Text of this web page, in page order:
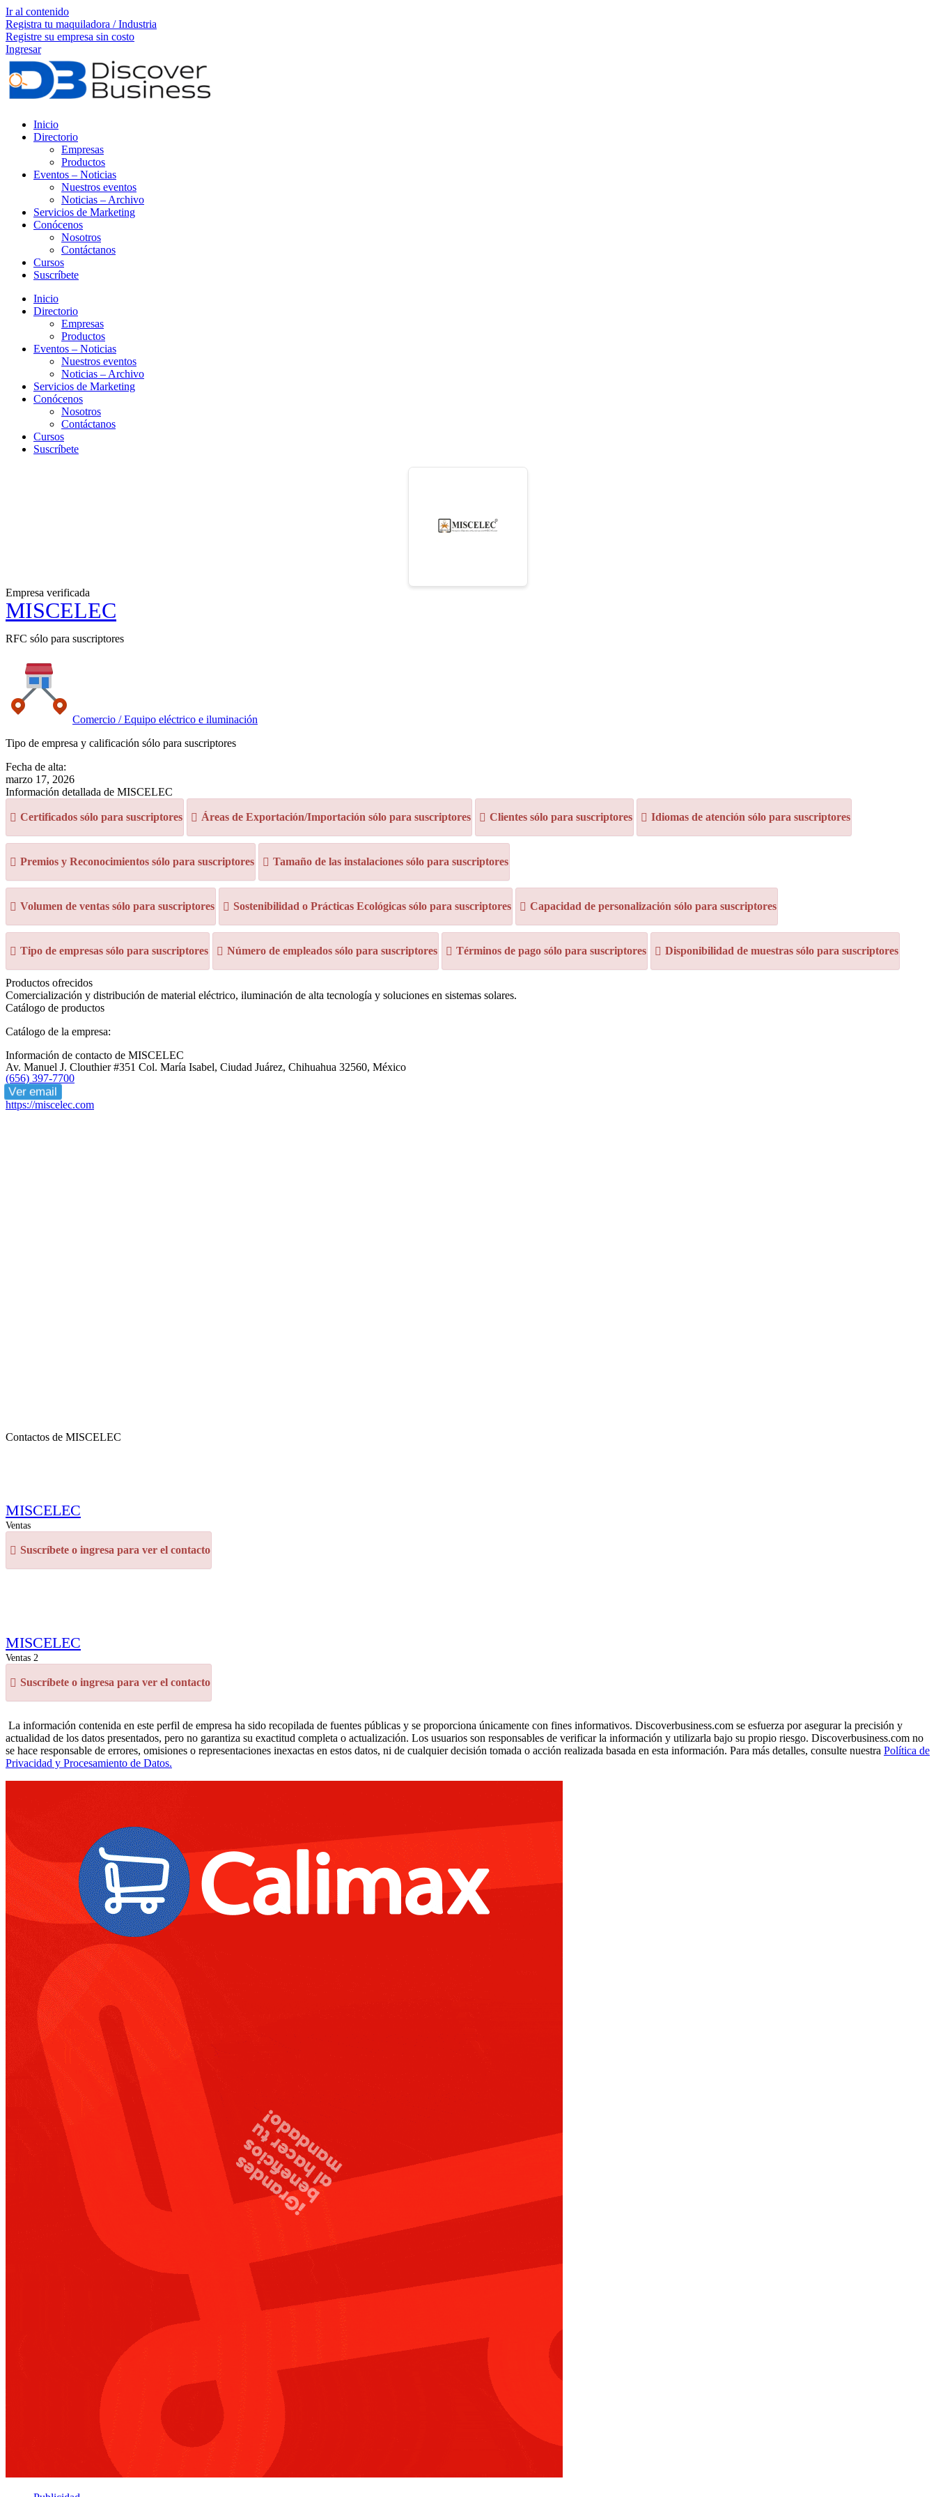
Ir al contenido
Registra tu maquiladora / Industria
Registre su empresa sin costo
Ingresar
Inicio
Directorio
Empresas
Productos
Eventos – Noticias
Nuestros eventos
Noticias – Archivo
Servicios de Marketing
Conócenos
Nosotros
Contáctanos
Cursos
Suscríbete
Inicio
Directorio
Empresas
Productos
Eventos – Noticias
Nuestros eventos
Noticias – Archivo
Servicios de Marketing
Conócenos
Nosotros
Contáctanos
Cursos
Suscríbete
Empresa verificada
MISCELEC
RFC sólo para suscriptores
Comercio / Equipo eléctrico e iluminación
Tipo de empresa y calificación sólo para suscriptores
Fecha de alta:
marzo 17, 2026
Información detallada de MISCELEC
Certificados sólo para suscriptores Áreas de Exportación/Importación sólo para suscriptores Clientes sólo para suscriptores Idiomas de atención sólo para suscriptores
Premios y Reconocimientos sólo para suscriptores Tamaño de las instalaciones sólo para suscriptores
Volumen de ventas sólo para suscriptores Sostenibilidad o Prácticas Ecológicas sólo para suscriptores Capacidad de personalización sólo para suscriptores
Tipo de empresas sólo para suscriptores Número de empleados sólo para suscriptores Términos de pago sólo para suscriptores Disponibilidad de muestras sólo para suscriptores
Productos ofrecidos
Comercialización y distribución de material eléctrico, iluminación de alta tecnología y soluciones en sistemas solares.
Catálogo de productos
Catálogo de la empresa:
Información de contacto de MISCELEC
Av. Manuel J. Clouthier #351 Col. María Isabel, Ciudad Juárez, Chihuahua 32560, México
(656) 397-7700
Ver email
https://miscelec.com
Contactos de MISCELEC
MISCELEC
Ventas
Suscríbete o ingresa para ver el contacto
MISCELEC
Ventas 2
Suscríbete o ingresa para ver el contacto
La información contenida en este perfil de empresa ha sido recopilada de fuentes públicas y se proporciona únicamente con fines informativos. Discoverbusiness.com se esfuerza por asegurar la precisión y
actualidad de los datos presentados, pero no garantiza su exactitud completa o actualización. Los usuarios son responsables de verificar la información y utilizarla bajo su propio riesgo. Discoverbusiness.com no
se hace responsable de errores, omisiones o representaciones inexactas en estos datos, ni de cualquier decisión tomada o acción realizada basada en esta información. Para más detalles, consulte nuestra Política de
Privacidad y Procesamiento de Datos.